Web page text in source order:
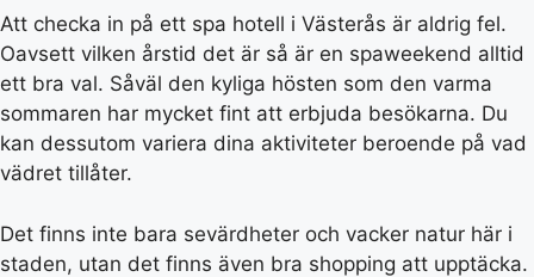
Att checka in på ett spa hotell i Västerås är aldrig fel.
Oavsett vilken årstid det är så är en spaweekend alltid
ett bra val. Såväl den kyliga hösten som den varma
sommaren har mycket fint att erbjuda besökarna. Du
kan dessutom variera dina aktiviteter beroende på vad
vädret tillåter.
Det finns inte bara sevärdheter och vacker natur här i
staden, utan det finns även bra shopping att upptäcka.